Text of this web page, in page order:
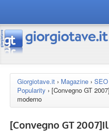
connect gt
risorse
Chi siamo
Giorgiotave.it › Magazine › SEO
Popularity › [Convegno GT
moderno
[Convegno GT